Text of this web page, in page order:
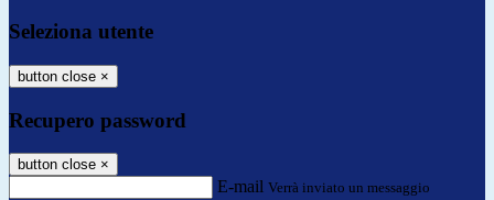
Seleziona utente
button close ×
Recupero password
button close ×
E-mail Verrà inviato un messaggio